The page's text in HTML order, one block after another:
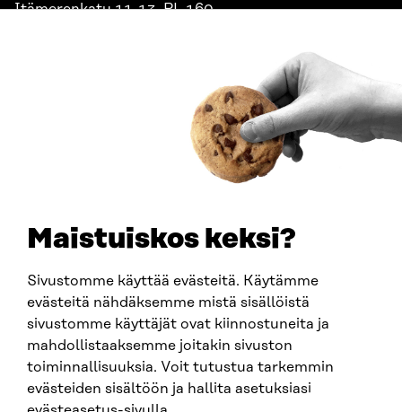
Maistuiskos keksi?
Sivustomme käyttää evästeitä. Käytämme
evästeitä nähdäksemme mistä sisällöistä
sivustomme käyttäjät ovat kiinnostuneita ja
mahdollistaaksemme joitakin sivuston
toiminnallisuuksia. Voit tutustua tarkemmin
evästeiden sisältöön ja hallita asetuksiasi
Itämerenkatu 11-13, PL 160,
SITRA SOSIAALISESSA MEDIASSA
LinkedIn
Instagram
YouTube